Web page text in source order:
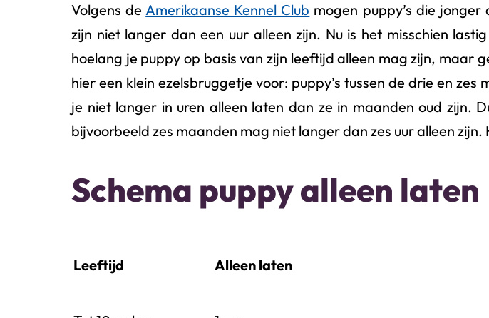
Volgens deAmerikaanse Kennel Club mogen puppy’s die jonger
zijn niet langer dan een uur alleen zijn. Nu is het misschien
hoelang je puppy op basis van zijn leeftijd alleen mag zijn, maar
hier een klein ezelsbruggetje voor: puppy’s tussen de drie en zes
je niet langer in uren alleen laten dan ze in maanden oud zijn.
bijvoorbeeld zes maanden mag niet langer dan zes uur alleen zijn.
Schema puppy alleen laten
Leeftijd Alleen laten